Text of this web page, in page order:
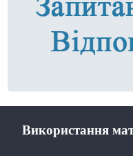
Використання